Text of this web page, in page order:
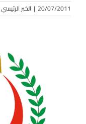
20/07/2011
| الخبر الرئيسي